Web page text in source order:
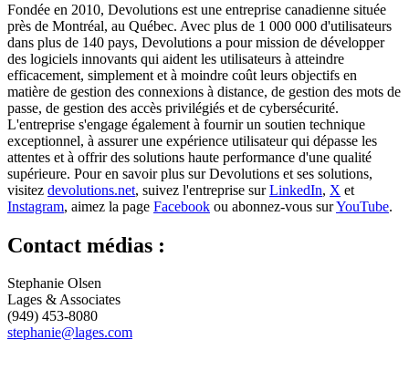
Fondée en 2010, Devolutions est une entreprise canadienne située
près de Montréal, au Québec. Avec plus de 1 000 000 d'utilisateurs
dans plus de 140 pays, Devolutions a pour mission de développer
des logiciels innovants qui aident les utilisateurs à atteindre
efficacement, simplement et à moindre coût leurs objectifs en
matière de gestion des connexions à distance, de gestion des mots de
passe, de gestion des accès privilégiés et de cybersécurité.
L'entreprise s'engage également à fournir un soutien technique
exceptionnel, à assurer une expérience utilisateur qui dépasse les
attentes et à offrir des solutions haute performance d'une qualité
supérieure. Pour en savoir plus sur Devolutions et ses solutions,
visitez devolutions.net, suivez l'entreprise surLinkedIn, X et
Instagram, aimez la page Facebook ou abonnez-vous surYouTube.
Contact médias :
Stephanie Olsen
Lages & Associates
(949) 453-8080
stephanie@lages.com